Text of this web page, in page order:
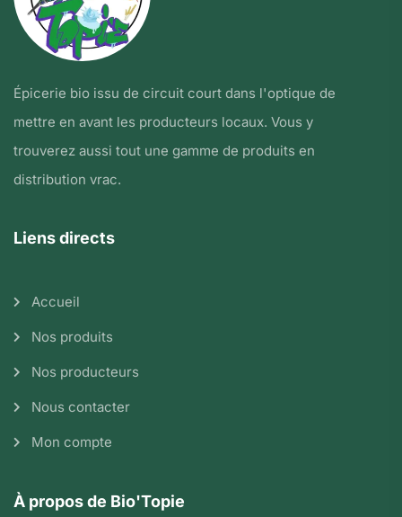
Épicerie bio issu de circuit court dans l'optique de
mettre en avant les producteurs locaux. Vous y
trouverez aussi tout une gamme de produits en
distribution vrac.
Liens directs
Accueil
Nos produits
Nos producteurs
Nous contacter
Mon compte
À propos de Bio'Topie